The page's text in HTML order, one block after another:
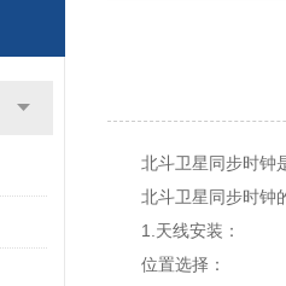
北斗卫星同步时钟是
北斗卫星同步时钟
1.天线安装：
位置选择：